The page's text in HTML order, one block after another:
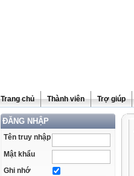
Trang chủ Thành viên Trợ giúp
ĐĂNG NHẬP
Tên truy nhập
Mật khẩu
Ghi nhớ